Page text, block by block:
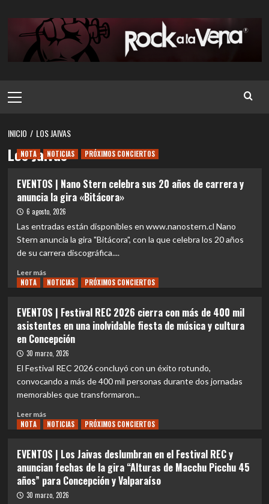
contenido
principal
INICIO LOS JAIVAS
Los Jaivas
NOTA NOTICIAS PRÓXIMOS CONCIERTOS
EVENTOS | Nano Stern celebra sus 20 años de carrera y
anuncia la gira «Bitácora»
6 agosto, 2026
Las entradas están disponibles en www.nanostern.cl Nano
Stern anuncia la gira "Bitácora", con la que celebra los 20 años
de su carrera discográfica....
Leer másLeer
más
|
Nano
Stern
celebra
20
años
de
y
anuncia
gira
«Bitácora»
NOTA NOTICIAS PRÓXIMOS CONCIERTOS
EVENTOS | Festival REC 2026 cierra con más de 400 mil
asistentes en una inolvidable fiesta de música y cultura
en Concepción
30 marzo, 2026
El Festival REC 2026 concluyó con un éxito rotundo,
convocando a más de 400 mil personas durante dos jornadas
memorables que transformaron...
Leer másLeer
más
|
Festival
REC
2026
NOTA NOTICIAS PRÓXIMOS CONCIERTOS
EVENTOS | Los Jaivas deslumbran en el Festival REC y
anuncian fechas de la gira “Alturas de Macchu Picchu 45
años” para Concepción y Valparaíso
30 marzo, 2026